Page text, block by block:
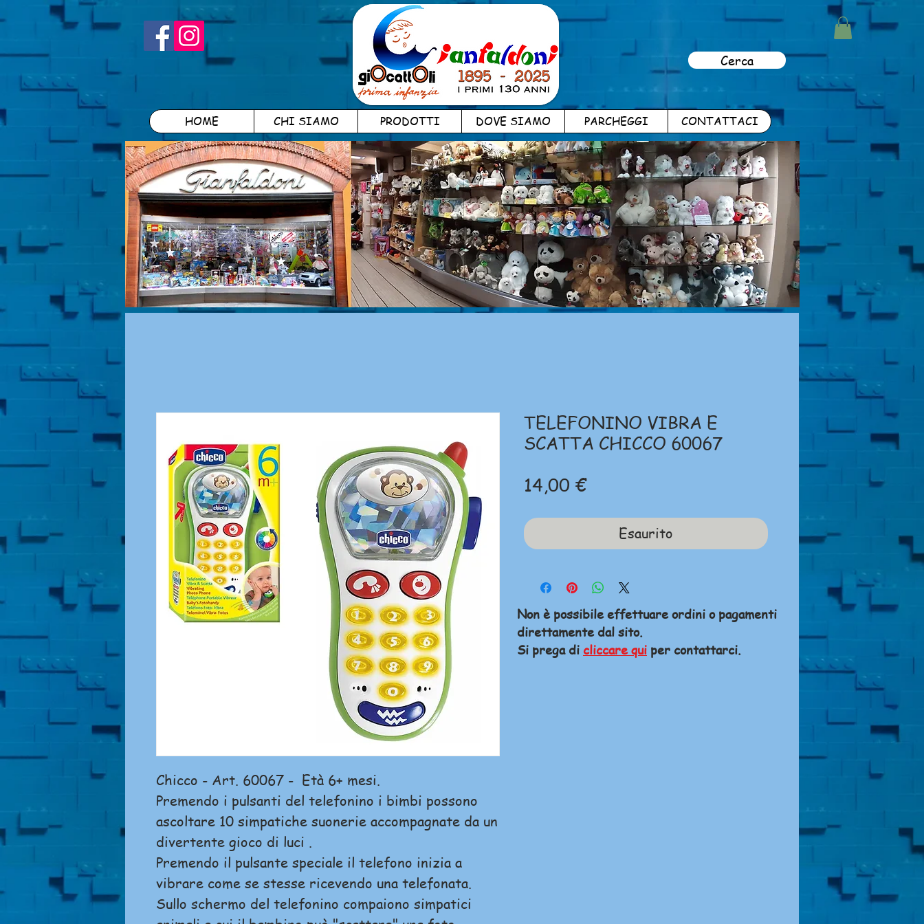
Cerca
HOME CHI SIAMO PRODOTTI DOVE SIAMO PARCHEGGI CONTATTACI
Chicco - Art. 60067 - Età 6+ mesi.
Premendo i pulsanti del telefonino i bimbi possono
ascoltare 10 simpatiche suonerie accompagnate da un
divertente gioco di luci .
Premendo il pulsante speciale il telefono inizia a
vibrare come se stesse ricevendo una telefonata.
Sullo schermo del telefonino compaiono simpatici
TELEFONINO VIBRA E
SCATTA CHICCO 60067
14,00 €Prezzo
Esaurito
Non è possibile effettuare ordini o pagamenti
direttamente dal sito.
Si prega di cliccare qui per contattarci.